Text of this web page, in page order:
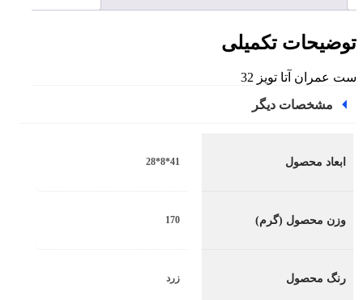
توضیحات تکمیلی
ست عمران آتا تویز 32
مشخصات دیگر
ابعاد محصول 41*8*28
وزن محصول (گرم) 170
رنگ محصول زرد